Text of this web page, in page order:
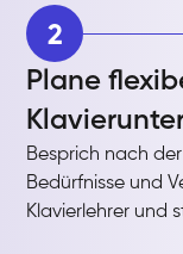
2
Plane
Besprich nach
Bedürfnisse und
Klavierlehrer und